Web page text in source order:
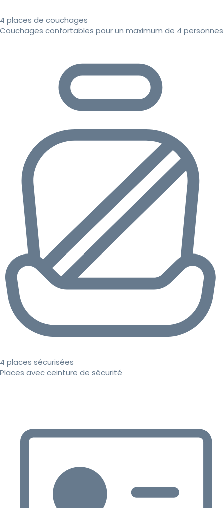
4 places de couchages
Couchages confortables pour un maximum de 4 personnes
4 places sécurisées
Places avec ceinture de sécurité